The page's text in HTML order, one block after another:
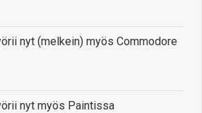
nyt (melkein) myös Commodore
nyt myös Paintissa